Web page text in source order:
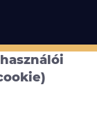
Kurzusaink